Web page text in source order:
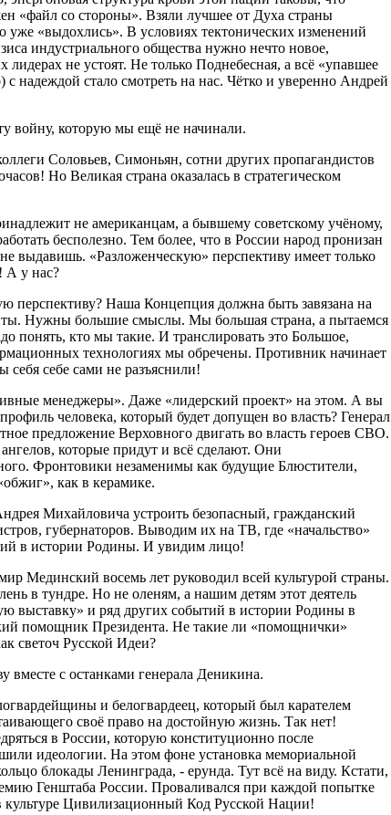
«файл со стороны». Взяли лучшее от Духа страны
«выдохлись». В условиях тектонических изменений
индустриального общества нужно нечто новое,
не устоят. Не только Поднебесная, а всё «упавшее
надеждой стало смотреть на нас. Чётко и уверенно Андрей
войну, которую мы ещё не начинали.
Соловьев, Симоньян, сотни других пропагандистов
Но Великая страна оказалась в стратегическом
не американцам, а бывшему советскому учёному,
бесполезно. Тем более, что в России народ пронизан
выдавишь. «Разложенческую» перспективу имеет только
А у нас?
перспективу? Наша Концепция должна быть завязана на
Нужны большие смыслы. Мы большая страна, а пытаемся
понять, кто мы такие. И транслировать это Большое,
технологиях мы обречены. Противник начинает
себе сами не разъяснили!
менеджеры». Даже «лидерский проект» на этом. А вы
человека, который будет допущен во власть? Генерал
предложение Верховного двигать во власть героев СВО.
которые придут и всё сделают. Они
Фронтовики незаменимы как будущие Блюстители,
как в керамике.
Михайловича устроить безопасный, гражданский
губернаторов. Выводим их на ТВ, где «начальство»
в истории Родины. И увидим лицо!
Мединский восемь лет руководил всей культурой страны.
в тундре. Но не оленям, а нашим детям этот деятель
выставку» и ряд других событий в истории Родины в
помощник Президента. Не такие ли «помощнички»
светоч Русской Идеи?
с останками генерала Деникина.
и белогвардеец, который был карателем
своё право на достойную жизнь. Так нет!
в России, которую конституционно после
идеологии. На этом фоне установка мемориальной
блокады Ленинграда, - ерунда. Тут всё на виду. Кстати,
Генштаба России. Проваливался при каждой попытке
культуре Цивилизационный Код Русской Нации!